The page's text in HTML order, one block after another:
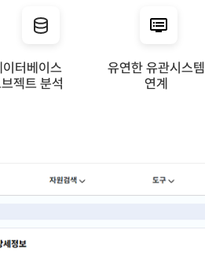
이터베이스
젝트 분석
유연한 유관시스템
연계